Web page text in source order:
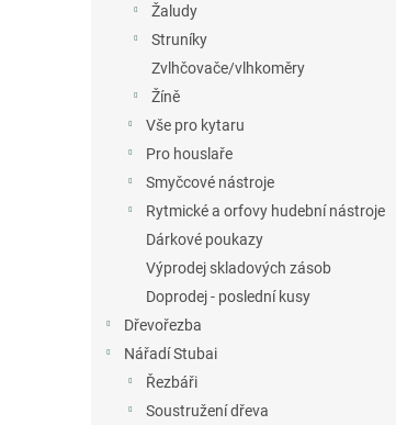
Žaludy
Struníky
Zvlhčovače/vlhkoměry
Žíně
Vše pro kytaru
Pro houslaře
Smyčcové nástroje
Rytmické a orfovy hudební nástroje
Dárkové poukazy
Výprodej skladových zásob
Doprodej - poslední kusy
Dřevořezba
Nářadí Stubai
Řezbáři
Soustružení dřeva